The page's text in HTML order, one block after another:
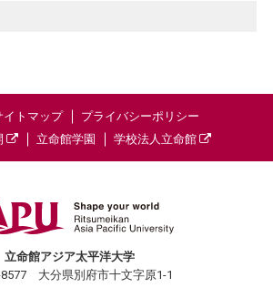
イトマップ
プライバシーポリシー
立命館学園 学校法人立命館
立命館アジア太平洋大学
大分県別府市十文字原1-1